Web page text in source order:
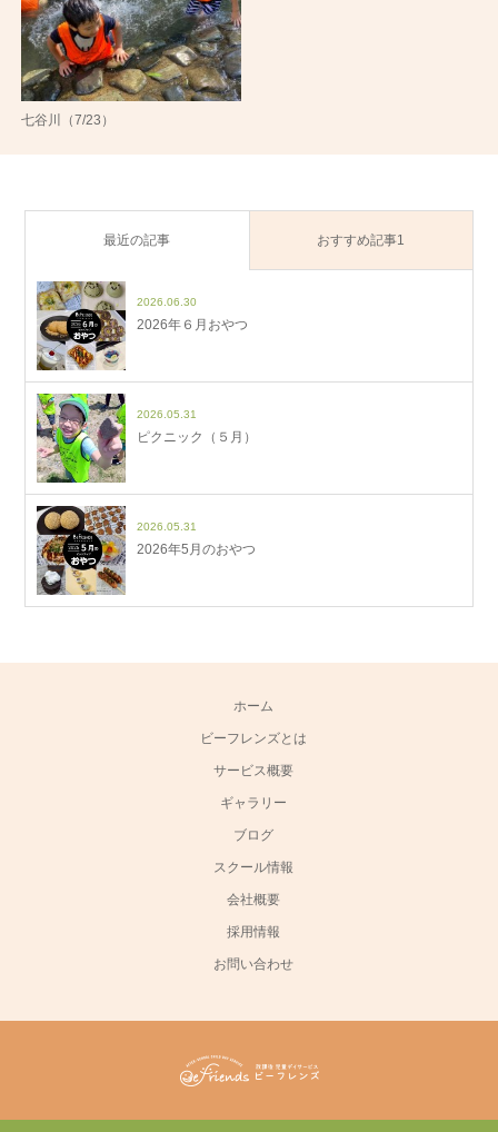
七谷川（7/23）
最近の記事 おすすめ記事1
2026.06.30
2026年６月おやつ
2026.05.31
ピクニック（５月）
2026.05.31
2026年5月のおやつ
ホーム
ビーフレンズとは
サービス概要
ギャラリー
ブログ
スクール情報
会社概要
採用情報
お問い合わせ